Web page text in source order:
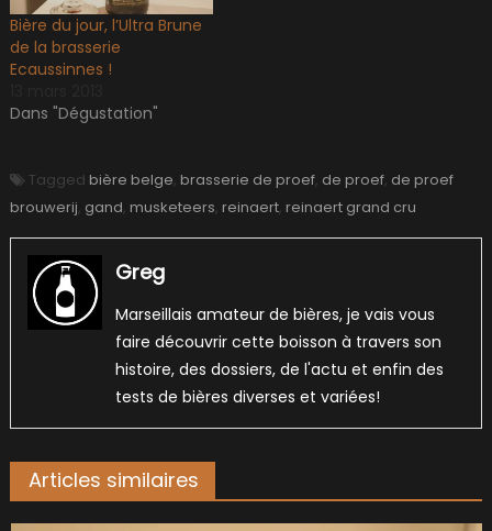
Bière du jour, l’Ultra Brune
de la brasserie
Ecaussinnes !
Dans "Dégustation"
Tagged bière belge, brasserie de proef, de proef, de proef
brouwerij, gand, musketeers, reinaert, reinaert grand cru
Greg
Marseillais amateur de bières, je vais vous
faire découvrir cette boisson à travers son
histoire, des dossiers, de l'actu et enfin des
tests de bières diverses et variées!
Articles similaires